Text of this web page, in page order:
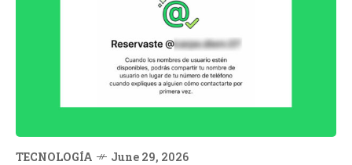
TECNOLOGÍA June 29, 2026